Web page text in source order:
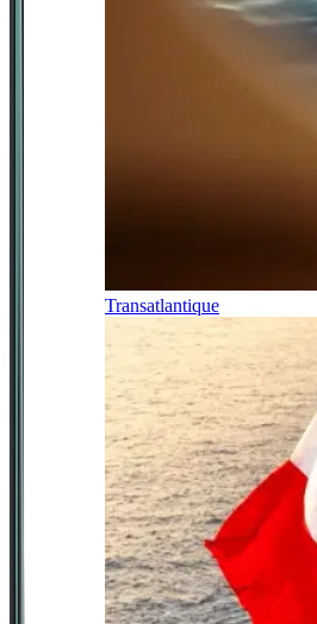
Transatlantique